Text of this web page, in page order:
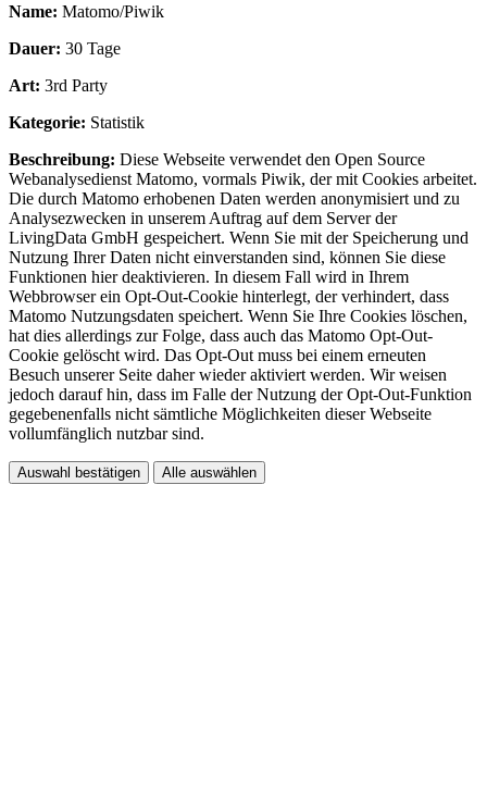
Name: Matomo/Piwik
Dauer: 30 Tage
Art: 3rd Party
Kategorie: Statistik
Beschreibung: Diese Webseite verwendet den Open Source
Webanalysedienst Matomo, vormals Piwik, der mit Cookies arbeitet.
Die durch Matomo erhobenen Daten werden anonymisiert und zu
Analysezwecken in unserem Auftrag auf dem Server der
LivingData GmbH gespeichert. Wenn Sie mit der Speicherung und
Nutzung Ihrer Daten nicht einverstanden sind, können Sie diese
Funktionen hier deaktivieren. In diesem Fall wird in Ihrem
Webbrowser ein Opt-Out-Cookie hinterlegt, der verhindert, dass
Matomo Nutzungsdaten speichert. Wenn Sie Ihre Cookies löschen,
hat dies allerdings zur Folge, dass auch das Matomo Opt-Out-
Cookie gelöscht wird. Das Opt-Out muss bei einem erneuten
Besuch unserer Seite daher wieder aktiviert werden. Wir weisen
jedoch darauf hin, dass im Falle der Nutzung der Opt-Out-Funktion
gegebenenfalls nicht sämtliche Möglichkeiten dieser Webseite
vollumfänglich nutzbar sind.
Auswahl bestätigen Alle auswählen